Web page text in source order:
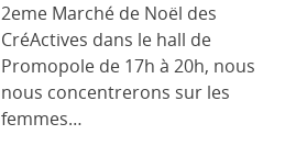
2eme Marché de Noël des
CréActives dans le hall de
Promopole de 17h à 20h, nous
nous concentrerons sur les
femmes…